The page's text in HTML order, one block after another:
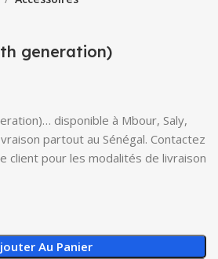
generation)
disponible à Mbour, Saly,
partout au Sénégal. Contactez
client pour les modalités de livraison
Au Panier